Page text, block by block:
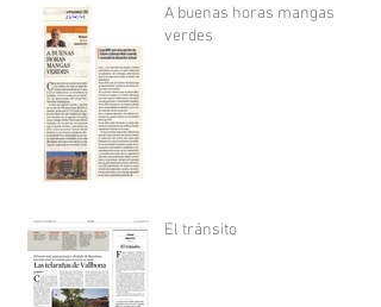
A buenas horas mangas
verdes
El tránsito